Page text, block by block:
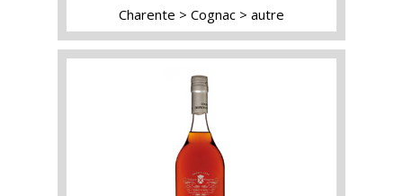
Charente Cognac autre